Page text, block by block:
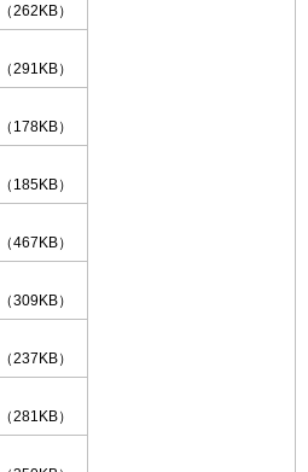
（262KB）
（291KB）
（178KB）
（ 185KB）
（467KB）
（309KB）
（237KB）
（281KB）